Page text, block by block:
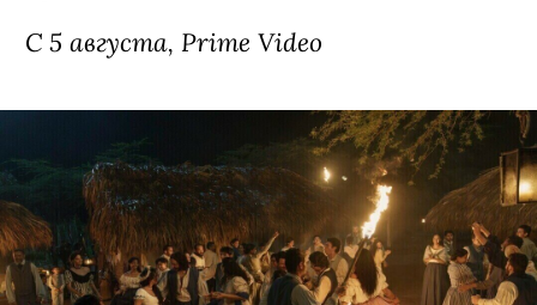
С 5 августа, Prime Video